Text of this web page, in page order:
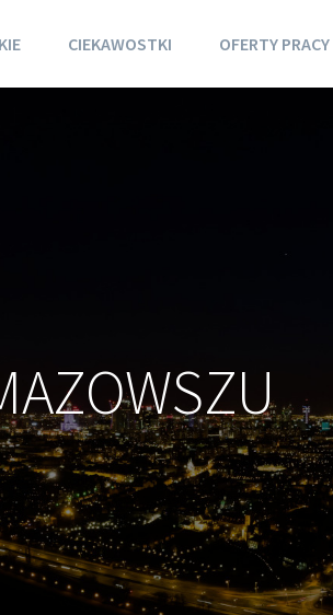
CIEKAWOSTKI OFERTY PRACY